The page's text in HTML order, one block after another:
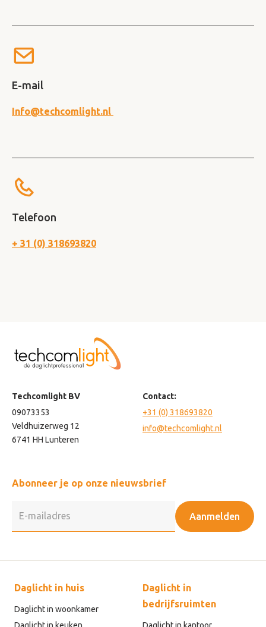
E-mail
Info@techcomlight.nl
Telefoon
+ 31 (0) 318693820
Techcomlight BV
09073353
Veldhuizerweg 12
6741 HH Lunteren
Contact:
+31 (0) 318693820
info@techcomlight.nl
Abonneer je op onze nieuwsbrief
Aanmelden
Daglicht in huis
Daglicht in woonkamer
Daglicht in
bedrijfsruimten